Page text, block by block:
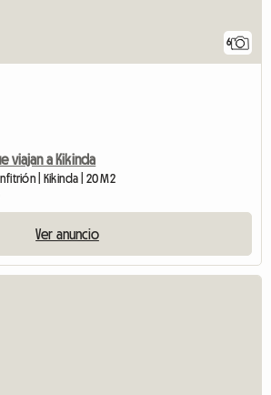
6
viajan a Kikinda
| Kikinda | 20 M2
Ver anuncio